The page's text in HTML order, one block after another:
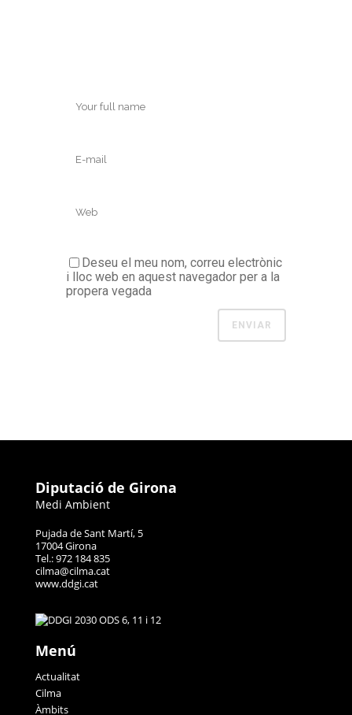
Deseu el meu nom, correu electrònic
i lloc web en aquest navegador per a la
propera vegada
Diputació de Girona
Medi Ambient
Pujada de Sant Martí, 5
17004 Girona
Tel.: 972 184 835
cilma@cilma.cat
www.ddgi.cat
Menú
Actualitat
Cilma
Àmbits